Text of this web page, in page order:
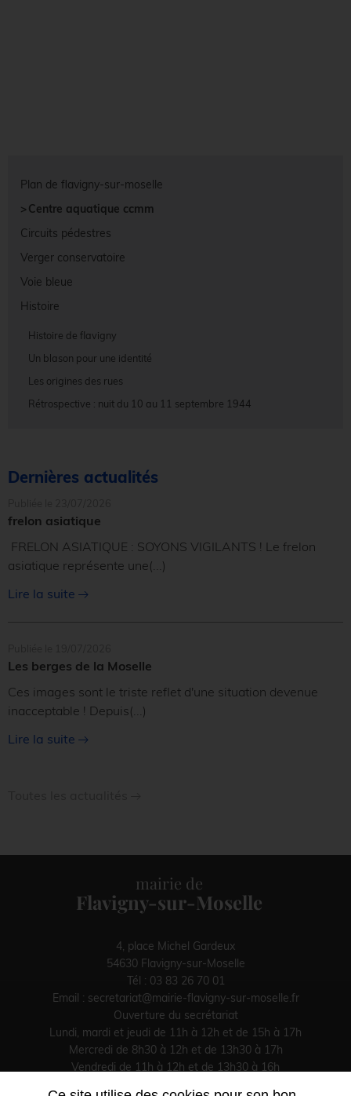
Plan de flavigny-sur-moselle
Centre aquatique ccmm
Circuits pédestres
Verger conservatoire
Voie bleue
Histoire
Histoire de flavigny
Un blason pour une identité
Les origines des rues
Rétrospective : nuit du 10 au 11 septembre 1944
Dernières actualités
frelon asiatique
FRELON ASIATIQUE : SOYONS VIGILANTS ! Le frelon
asiatique représente une(...)
Lire la suite
Les berges de la Moselle
Ces images sont le triste reflet d'une situation devenue
inacceptable ! Depuis(...)
Lire la suite
mairie de
Flavigny-sur-Moselle
4, place Michel Gardeux
54630 Flavigny-sur-Moselle
Tél : 03 83 26 70 01
Email : secretariat@mairie-flavigny-sur-moselle.fr
Ouverture du secrétariat
Lundi, mardi et jeudi de 11h à 12h et de 15h à 17h
Mercredi de 8h30 à 12h et de 13h30 à 17h
Vendredi de 11h à 12h et de 13h30 à 16h